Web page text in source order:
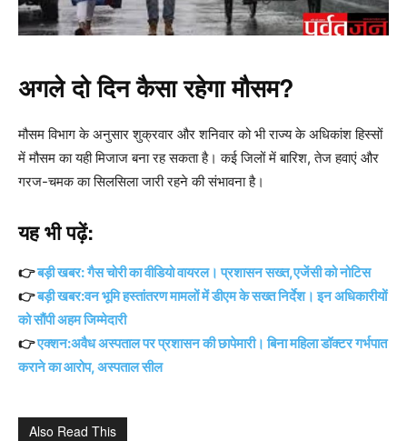
अगले दो दिन कैसा रहेगा मौसम?
मौसम विभाग के अनुसार शुक्रवार और शनिवार को भी राज्य के अधिकांश हिस्सों
में मौसम का यही मिजाज बना रह सकता है। कई जिलों में बारिश, तेज हवाएं और
गरज-चमक का सिलसिला जारी रहने की संभावना है।
यह भी पढ़ें:
👉बड़ी खबर: गैस चोरी का वीडियो वायरल। प्रशासन सख्त,एजेंसी को नोटिस
👉बड़ी खबर:वन भूमि हस्तांतरण मामलों में डीएम के सख्त निर्देश। इन अधिकारीयों
को सौंपी अहम जिम्मेदारी
👉एक्शन:अवैध अस्पताल पर प्रशासन की छापेमारी। बिना महिला डॉक्टर गर्भपात
कराने का आरोप, अस्पताल सील
Also Read This